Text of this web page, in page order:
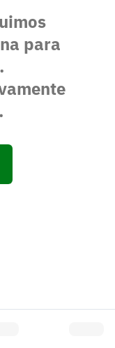
para